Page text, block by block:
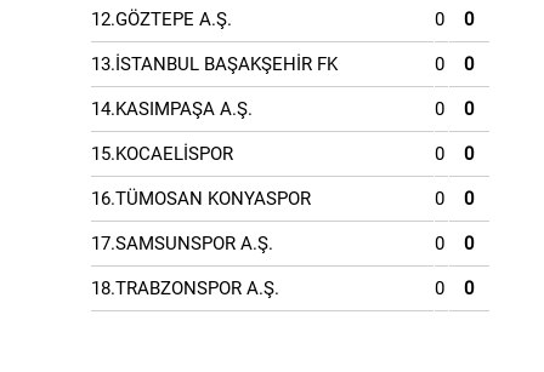
12.GÖZTEPE A.Ş. 0 0
13.İSTANBUL BAŞAKŞEHİR FK 0 0
14.KASIMPAŞA A.Ş. 0 0
15.KOCAELİSPOR 0 0
16.TÜMOSAN KONYASPOR 0 0
17.SAMSUNSPOR A.Ş. 0 0
18.TRABZONSPOR A.Ş. 0 0